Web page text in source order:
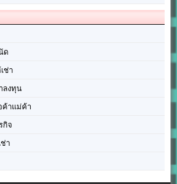
ด
ช่า
ลงทุน
าแม่ค้า
กิจ
า